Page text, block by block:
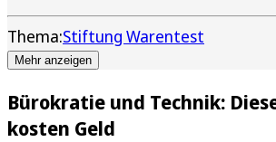
Thema:Stiftung Warentest
Mehr anzeigen
Bürokratie und Technik:
kosten Geld